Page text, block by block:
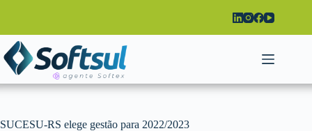
conteúdo
SUCESU-RS elege gestão para 2022/2023